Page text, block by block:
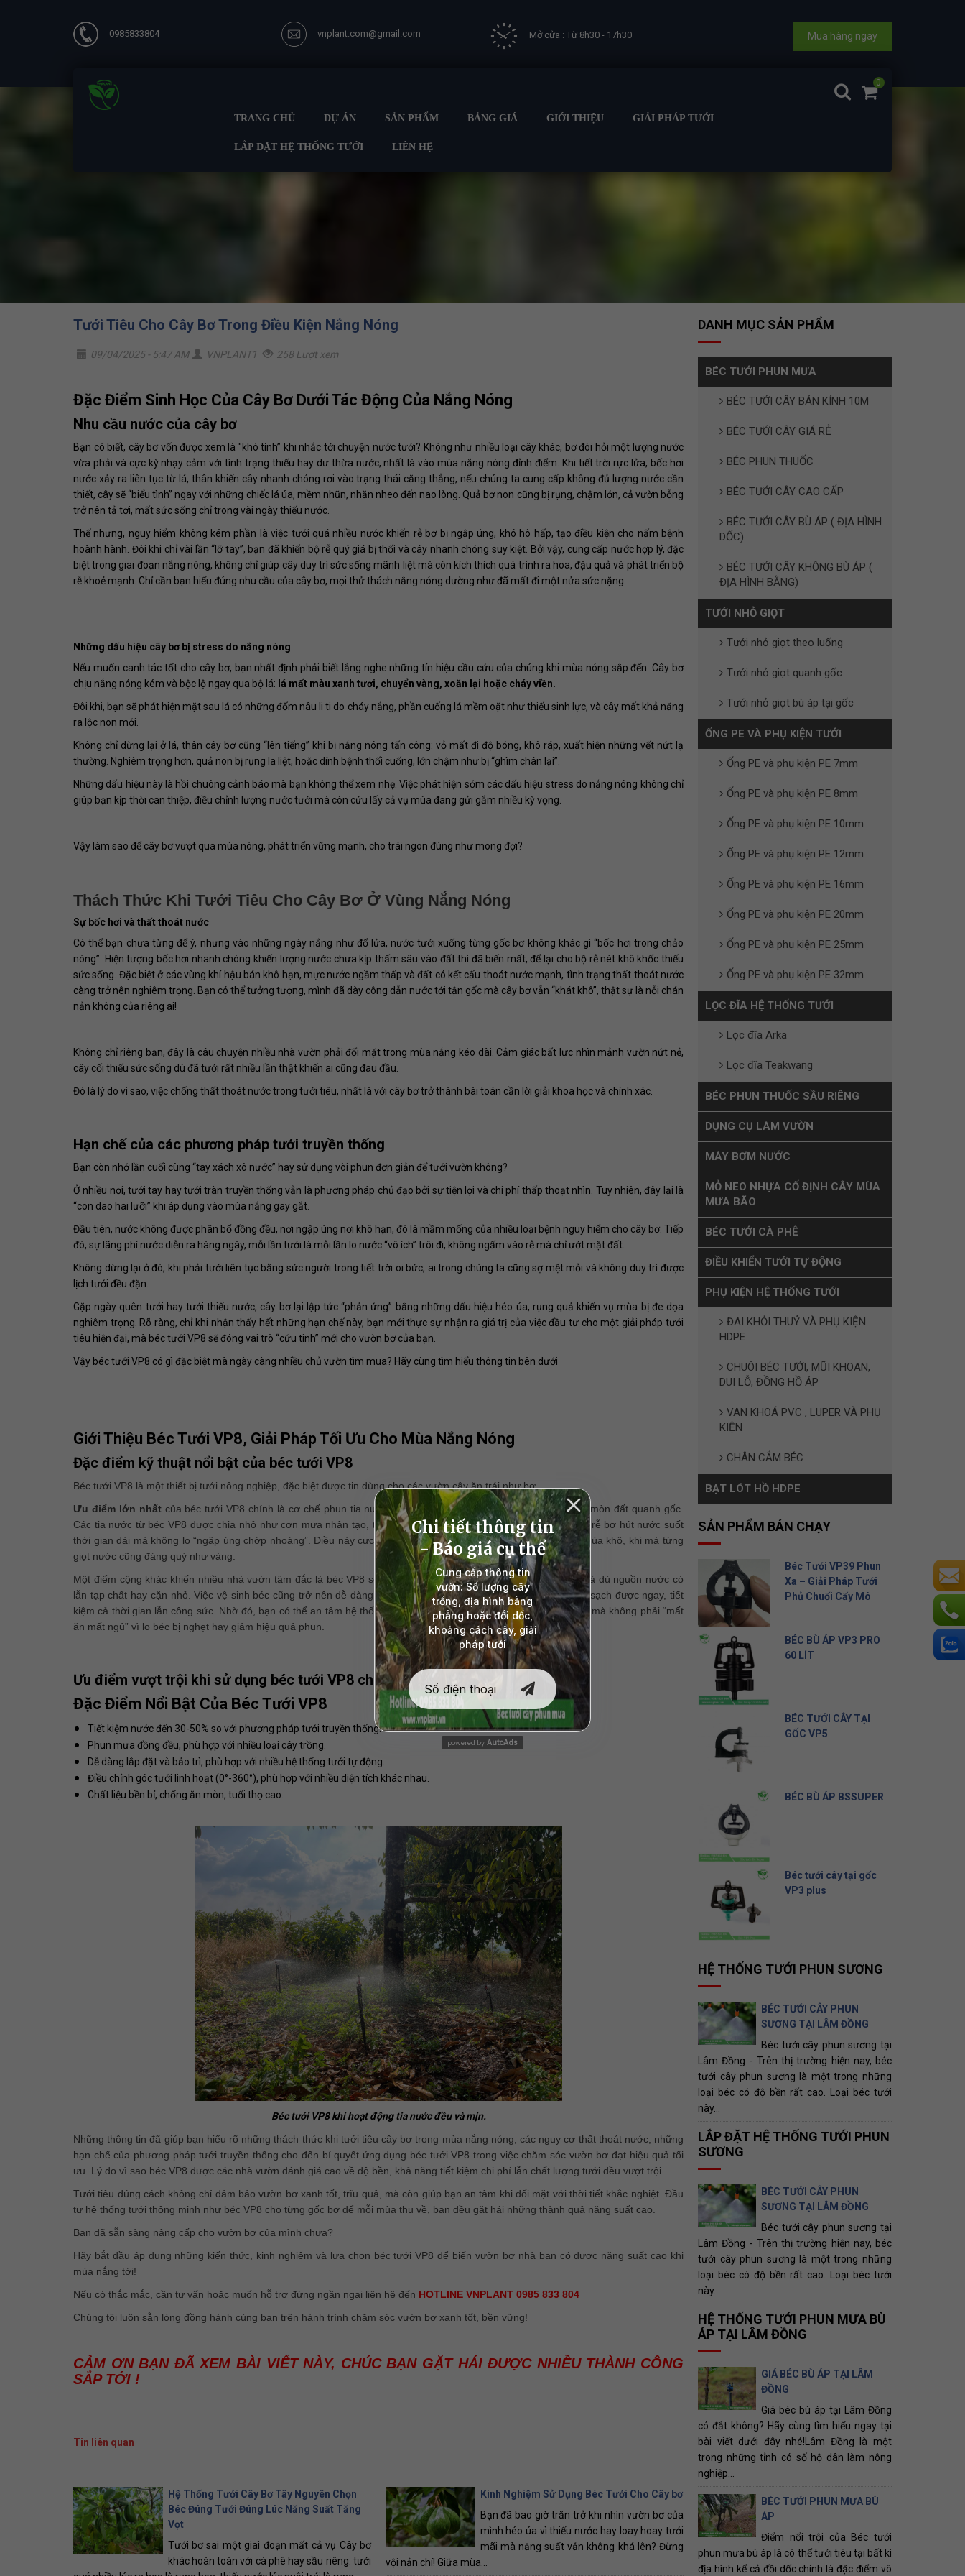
0985833804 vnplant.com@gmail.com Mở cửa : Từ 8h30 - 17h30 Mua hàng ngay
0
TRANG CHỦ DỰ ÁN SẢN PHẨM BẢNG GIÁ GIỚI THIỆU GIẢI PHÁP TƯỚI
LẮP ĐẶT HỆ THỐNG TƯỚI LIÊN HỆ
Tưới Tiêu Cho Cây Bơ Trong Điều Kiện Nắng Nóng
09/04/2025 - 5:47 AM VNPLANT1 258 Lượt xem
Đặc Điểm Sinh Học Của Cây Bơ Dưới Tác Động Của Nắng Nóng
Nhu cầu nước của cây bơ
Bạn có biết, cây bơ vốn được xem là "khó tính” khi nhắc tới chuyện nước tưới? Không như nhiều loại cây khác, bơ đòi hỏi một lượng nước
vừa phải và cực kỳ nhạy cảm với tình trạng thiếu hay dư thừa nước, nhất là vào mùa nắng nóng đỉnh điểm. Khi tiết trời rực lửa, bốc hơi
nước xảy ra liên tục từ lá, thân khiến cây nhanh chóng rơi vào trạng thái căng thẳng, nếu chúng ta cung cấp không đủ lượng nước cần
thiết, cây sẽ “biểu tình” ngay với những chiếc lá úa, mềm nhũn, nhăn nheo đến nao lòng. Quả bơ non cũng bị rụng, chậm lớn, cả vườn bỗng
trở nên tả tơi, mất sức sống chỉ trong vài ngày thiếu nước.
Thế nhưng, nguy hiểm không kém phần là việc tưới quá nhiều nước khiến rễ bơ bị ngập úng, khó hô hấp, tạo điều kiện cho nấm bệnh
hoành hành. Đôi khi chỉ vài lần “lỡ tay”, bạn đã khiến bộ rễ quý giá bị thối và cây nhanh chóng suy kiệt. Bởi vậy, cung cấp nước hợp lý, đặc
biệt trong giai đoạn nắng nóng, không chỉ giúp cây duy trì sức sống mãnh liệt mà còn kích thích quá trình ra hoa, đậu quả và phát triển bộ
rễ khoẻ mạnh. Chỉ cần bạn hiểu đúng nhu cầu của cây bơ, mọi thử thách nắng nóng dường như đã mất đi một nửa sức nặng.
Những dấu hiệu cây bơ bị stress do nắng nóng
Nếu muốn canh tác tốt cho cây bơ, bạn nhất định phải biết lắng nghe những tín hiệu cầu cứu của chúng khi mùa nóng sắp đến. Cây bơ
chịu nắng nóng kém và bộc lộ ngay qua bộ lá: lá mất màu xanh tươi, chuyển vàng, xoăn lại hoặc cháy viền.
Đôi khi, bạn sẽ phát hiện mặt sau lá có những đốm nâu li ti do cháy nắng, phần cuống lá mềm oặt như thiếu sinh lực, và cây mất khả năng
ra lộc non mới.
Không chỉ dừng lại ở lá, thân cây bơ cũng “lên tiếng” khi bị nắng nóng tấn công: vỏ mất đi độ bóng, khô ráp, xuất hiện những vết nứt lạ
thường. Nghiêm trọng hơn, quả non bị rụng la liệt, hoặc dính bệnh thối cuống, lớn chậm như bị “ghìm chân lại”.
Những dấu hiệu này là hồi chuông cảnh báo mà bạn không thể xem nhẹ. Việc phát hiện sớm các dấu hiệu stress do nắng nóng không chỉ
giúp bạn kịp thời can thiệp, điều chỉnh lượng nước tưới mà còn cứu lấy cả vụ mùa đang gửi gắm nhiều kỳ vọng.
Vậy làm sao để cây bơ vượt qua mùa nóng, phát triển vững mạnh, cho trái ngon đúng như mong đợi?
Thách Thức Khi Tưới Tiêu Cho Cây Bơ Ở Vùng Nắng Nóng
Sự bốc hơi và thất thoát nước
Có thể bạn chưa từng để ý, nhưng vào những ngày nắng như đổ lửa, nước tưới xuống từng gốc bơ không khác gì “bốc hơi trong chảo
nóng”. Hiện tượng bốc hơi nhanh chóng khiến lượng nước chưa kịp thấm sâu vào đất thì đã biến mất, để lại cho bộ rễ nét khô khốc thiếu
sức sống. Đặc biệt ở các vùng khí hậu bán khô hạn, mực nước ngầm thấp và đất có kết cấu thoát nước mạnh, tình trạng thất thoát nước
càng trở nên nghiêm trọng. Bạn có thể tưởng tượng, mình đã dày công dẫn nước tới tận gốc mà cây bơ vẫn “khát khô”, thật sự là nỗi chán
nản không của riêng ai!
Không chỉ riêng bạn, đây là câu chuyện nhiều nhà vườn phải đối mặt trong mùa nắng kéo dài. Cảm giác bất lực nhìn mảnh vườn nứt nẻ,
cây cối thiếu sức sống dù đã tưới rất nhiều lần thật khiến ai cũng đau đầu.
Đó là lý do vì sao, việc chống thất thoát nước trong tưới tiêu, nhất là với cây bơ trở thành bài toán cần lời giải khoa học và chính xác.
Hạn chế của các phương pháp tưới truyền thống
Bạn còn nhớ lần cuối cùng “tay xách xô nước” hay sử dụng vòi phun đơn giản để tưới vườn không?
Ở nhiều nơi, tưới tay hay tưới tràn truyền thống vẫn là phương pháp chủ đạo bởi sự tiện lợi và chi phí thấp thoạt nhìn. Tuy nhiên, đây lại là
“con dao hai lưỡi” khi áp dụng vào mùa nắng gay gắt.
Đầu tiên, nước không được phân bổ đồng đều, nơi ngập úng nơi khô hạn, đó là mầm mống của nhiều loại bệnh nguy hiểm cho cây bơ. Tiếp
đó, sự lãng phí nước diễn ra hàng ngày, mỗi lần tưới là mỗi lần lo nước “vô ích” trôi đi, không ngấm vào rễ mà chỉ ướt mặt đất.
Không dừng lại ở đó, khi phải tưới liên tục bằng sức người trong tiết trời oi bức, ai trong chúng ta cũng sợ mệt mỏi và không duy trì được
lịch tưới đều đặn.
Gặp ngày quên tưới hay tưới thiếu nước, cây bơ lại lập tức “phản ứng” bằng những dấu hiệu héo úa, rụng quả khiến vụ mùa bị đe dọa
nghiêm trọng. Rõ ràng, chỉ khi nhận thấy hết những hạn chế này, bạn mới thực sự nhận ra giá trị của việc đầu tư cho một giải pháp tưới
tiêu hiện đại, mà béc tưới VP8 sẽ đóng vai trò “cứu tinh” mới cho vườn bơ của bạn.
Vậy béc tưới VP8 có gì đặc biệt mà ngày càng nhiều chủ vườn tìm mua? Hãy cùng tìm hiểu thông tin bên dưới
Giới Thiệu Béc Tưới VP8, Giải Pháp Tối Ưu Cho Mùa Nắng Nóng
Đặc điểm kỹ thuật nổi bật của béc tưới VP8
Béc tưới VP8 là một thiết bị tưới nông nghiệp, đặc biệt được tin dùng cho các vườn cây ăn trái như bơ.
Ưu điểm lớn nhấtcủa béc tưới VP8 chính là cơ chế phun tia nước đều, mềm, phủ rộng nhưng không gây xói mòn đất quanh gốc.
Các tia nước từ béc VP8 được chia nhỏ như cơn mưa nhân tạo, tạo sự thẩm thấu từ từ xuống sâu, giúp cho bộ rễ bơ hút nước suốt
thời gian dài mà không lo “ngập úng chớp nhoáng”. Điều này cực kỳ quan trọng với vùng đất dễ bốc hơi trong mùa khô, khi mà từng
giọt nước cũng đáng quý như vàng.
Một điểm cộng khác khiến nhiều nhà vườn tâm đắc là béc VP8 sở hữu thiết kế tối ưu, chống tắc nghẽn hiệu quả dù nguồn nước có
lẫn tạp chất hay cặn nhỏ. Việc vệ sinh béc cũng trở nên dễ dàng hơn nhiều, chỉ việc tháo rời nhẹ nhàng là làm sạch được ngay, tiết
kiệm cả thời gian lẫn công sức. Nhờ đó, bạn có thể an tâm hệ thống tưới sẽ vận hành trơn tru suốt mùa khô hạn mà không phải “mất
ăn mất ngủ” vì lo béc bị nghẹt hay giảm hiệu quả phun.
Ưu điểm vượt trội khi sử dụng béc tưới VP8 cho cây bơ
Đặc Điểm Nổi Bật Của Béc Tưới VP8
Tiết kiệm nước đến 30-50% so với phương pháp tưới truyền thống.
Phun mưa đồng đều, phù hợp với nhiều loại cây trồng.
Dễ dàng lắp đặt và bảo trì, phù hợp với nhiều hệ thống tưới tự động.
Điều chỉnh góc tưới linh hoạt (0°-360°), phù hợp với nhiều diện tích khác nhau.
Chất liệu bền bỉ, chống ăn mòn, tuổi thọ cao.
Béc tưới VP8 khi hoạt động tia nước đều và mịn.
Những thông tin đã giúp bạn hiểu rõ những thách thức khi tưới tiêu cây bơ trong mùa nắng nóng, các nguy cơ thất thoát nước, những
hạn chế của phương pháp tưới truyền thống cho đến bí quyết ứng dụng béc tưới VP8 trong việc chăm sóc vườn bơ đạt hiệu quả tối
ưu. Lý do vì sao béc VP8 được các nhà vườn đánh giá cao về độ bền, khả năng tiết kiệm chi phí lẫn chất lượng tưới đều vượt trội.
Tưới tiêu đúng cách không chỉ đảm bảo vườn bơ xanh tốt, trĩu quả, mà còn giúp bạn an tâm khi đối mặt với thời tiết khắc nghiệt. Đầu
tư hệ thống tưới thông minh như béc VP8 cho từng gốc bơ để mỗi mùa thu về, bạn đều gặt hái những thành quả năng suất cao.
Bạn đã sẵn sàng nâng cấp cho vườn bơ của mình chưa?
Hãy bắt đầu áp dụng những kiến thức, kinh nghiệm và lựa chọn béc tưới VP8 để biến vườn bơ nhà bạn có được năng suất cao khi
mùa nắng tới!
Nếu có thắc mắc, cần tư vấn hoặc muốn hỗ trợ đừng ngần ngại liên hệ đến HOTLINE VNPLANT 0985 833 804
Chúng tôi luôn sẵn lòng đồng hành cùng bạn trên hành trình chăm sóc vườn bơ xanh tốt, bền vững!
CẢM ƠN BẠN ĐÃ XEM BÀI VIẾT NÀY, CHÚC BẠN GẶT HÁI ĐƯỢC NHIỀU THÀNH CÔNG
SẮP TỚI !
Tin liên quan
Hệ Thống Tưới Cây Bơ Tây Nguyên Chọn
Béc Đúng Tưới Đúng Lúc Năng Suất Tăng
Vọt
Tưới bơ sai một giai đoạn mất cả vụ Cây bơ
khác hoàn toàn với cà phê hay sầu riêng: tưới
Kinh Nghiệm Sử Dụng Béc Tưới Cho Cây bơ
Bạn đã bao giờ trăn trở khi nhìn vườn bơ của
mình héo úa vì thiếu nước hay loay hoay tưới
mãi mà năng suất vẫn không khá lên? Đừng
vội nản chí! Giữa mùa...
DANH MỤC SẢN PHẨM
BÉC TƯỚI PHUN MƯA
BÉC TƯỚI CÂY BÁN KÍNH 10M
BÉC TƯỚI CÂY GIÁ RẺ
BÉC PHUN THUỐC
BÉC TƯỚI CÂY CAO CẤP
BÉC TƯỚI CÂY BÙ ÁP ( ĐỊA HÌNH
DỐC)
BÉC TƯỚI CÂY KHÔNG BÙ ÁP (
ĐỊA HÌNH BẰNG)
TƯỚI NHỎ GIỌT
Tưới nhỏ giọt theo luống
Tưới nhỏ giọt quanh gốc
Tưới nhỏ giọt bù áp tại gốc
ỐNG PE VÀ PHỤ KIỆN TƯỚI
Ống PE và phụ kiện PE 7mm
Ống PE và phụ kiện PE 8mm
Ống PE và phụ kiện PE 10mm
Ống PE và phụ kiện PE 12mm
Ống PE và phụ kiện PE 16mm
Ống PE và phụ kiện PE 20mm
Ống PE và phụ kiện PE 25mm
Ống PE và phụ kiện PE 32mm
LỌC ĐĨA HỆ THỐNG TƯỚI
Lọc đĩa Arka
Lọc đĩa Teakwang
BÉC PHUN THUỐC SẦU RIÊNG
DỤNG CỤ LÀM VƯỜN
MÁY BƠM NƯỚC
MỎ NEO NHỰA CỐ ĐỊNH CÂY MÙA
MƯA BÃO
BÉC TƯỚI CÀ PHÊ
ĐIỀU KHIỂN TƯỚI TỰ ĐỘNG
PHỤ KIỆN HỆ THỐNG TƯỚI
ĐAI KHỎI THUỶ VÀ PHỤ KIỆN
HDPE
CHUÔI BÉC TƯỚI, MŨI KHOAN,
DUI LỖ, ĐỒNG HỒ ÁP
VAN KHOÁ PVC , LUPER VÀ PHỤ
KIỆN
CHÂN CẮM BÉC
BẠT LÓT HỒ HDPE
SẢN PHẨM BÁN CHẠY
Béc Tưới VP39 Phun
Xa – Giải Pháp Tưới
Phủ Chuối Cấy Mô
BÉC BÙ ÁP VP3 PRO
60 LÍT
BÉC TƯỚI CÂY TẠI
GỐC VP5
BÉC BÙ ÁP BSSUPER
Béc tưới cây tại gốc
VP3 plus
HỆ THỐNG TƯỚI PHUN SƯƠNG
BÉC TƯỚI CÂY PHUN
SƯƠNG TẠI LÂM ĐỒNG
Béc tưới cây phun sương tại
Lâm Đồng - Trên thị trường hiện nay, béc
tưới cây phun sương là một trong những
loại béc có độ bền rất cao. Loại béc tưới
này...
LẮP ĐẶT HỆ THỐNG TƯỚI PHUN
SƯƠNG
BÉC TƯỚI CÂY PHUN
SƯƠNG TẠI LÂM ĐỒNG
Béc tưới cây phun sương tại
Lâm Đồng - Trên thị trường hiện nay, béc
tưới cây phun sương là một trong những
loại béc có độ bền rất cao. Loại béc tưới
này...
HỆ THỐNG TƯỚI PHUN MƯA BÙ
ÁP TẠI LÂM ĐỒNG
GIÁ BÉC BÙ ÁP TẠI LÂM
ĐỒNG
Giá béc bù áp tại Lâm Đồng
có đắt không? Hãy cùng tìm hiểu ngay tại
bài viết dưới đây nhé!Lâm Đồng là một
trong những tỉnh có số hộ dân làm nông
nghiệp...
BÉC TƯỚI PHUN MƯA BÙ
ÁP
Điểm nổi trội của Béc tưới
phun mưa bù áp là có thể tưới tiêu tại bất kì
địa hình kể cả đồi dốc chính là đặc điểm vô
powered by AutoAds